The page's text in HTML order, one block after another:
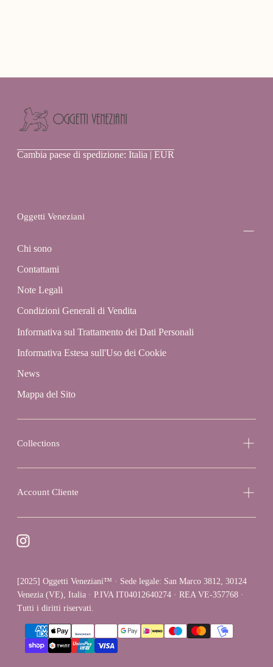
Veneziani
Cambia paese di spedizione: Italia | EUR
Oggetti Veneziani
Chi sono
Contattami
Note Legali
Condizioni Generali di Vendita
Informativa sul Trattamento dei Dati Personali
Informativa Estesa sull'Uso dei Cookie
News
Mappa del Sito
Collections
Account Cliente
[2025] Oggetti Veneziani™ · Sede legale: San Marco 3812, 30124
Venezia (VE), Italia · P.IVA IT04012640274 · REA VE-357768 ·
Tutti i diritti riservati.
{"title"=>"Metodi
pagamento"}